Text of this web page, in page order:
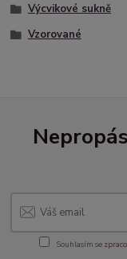
Výcvikové sukně
Vzorované
Souhlasím se